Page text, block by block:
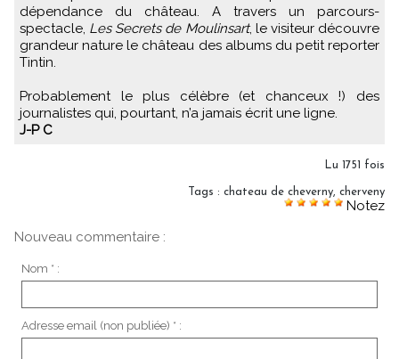
dépendance du château. A travers un parcours-
spectacle, Les Secrets de Moulinsart, le visiteur découvre
grandeur nature le château des albums du petit reporter
Tintin.
Probablement le plus célèbre (et chanceux !) des
journalistes qui, pourtant, n’a jamais écrit une ligne.
J-P C
Lu 1751 fois
Tags : chateau de cheverny, cherveny
Notez
Nouveau commentaire :
Nom * :
Adresse email (non publiée) * :